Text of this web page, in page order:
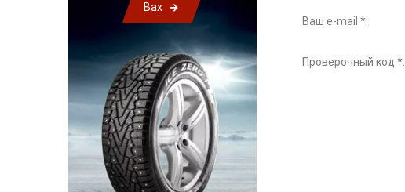
Ваш e-mail *:
Проверочный код *:
Bax